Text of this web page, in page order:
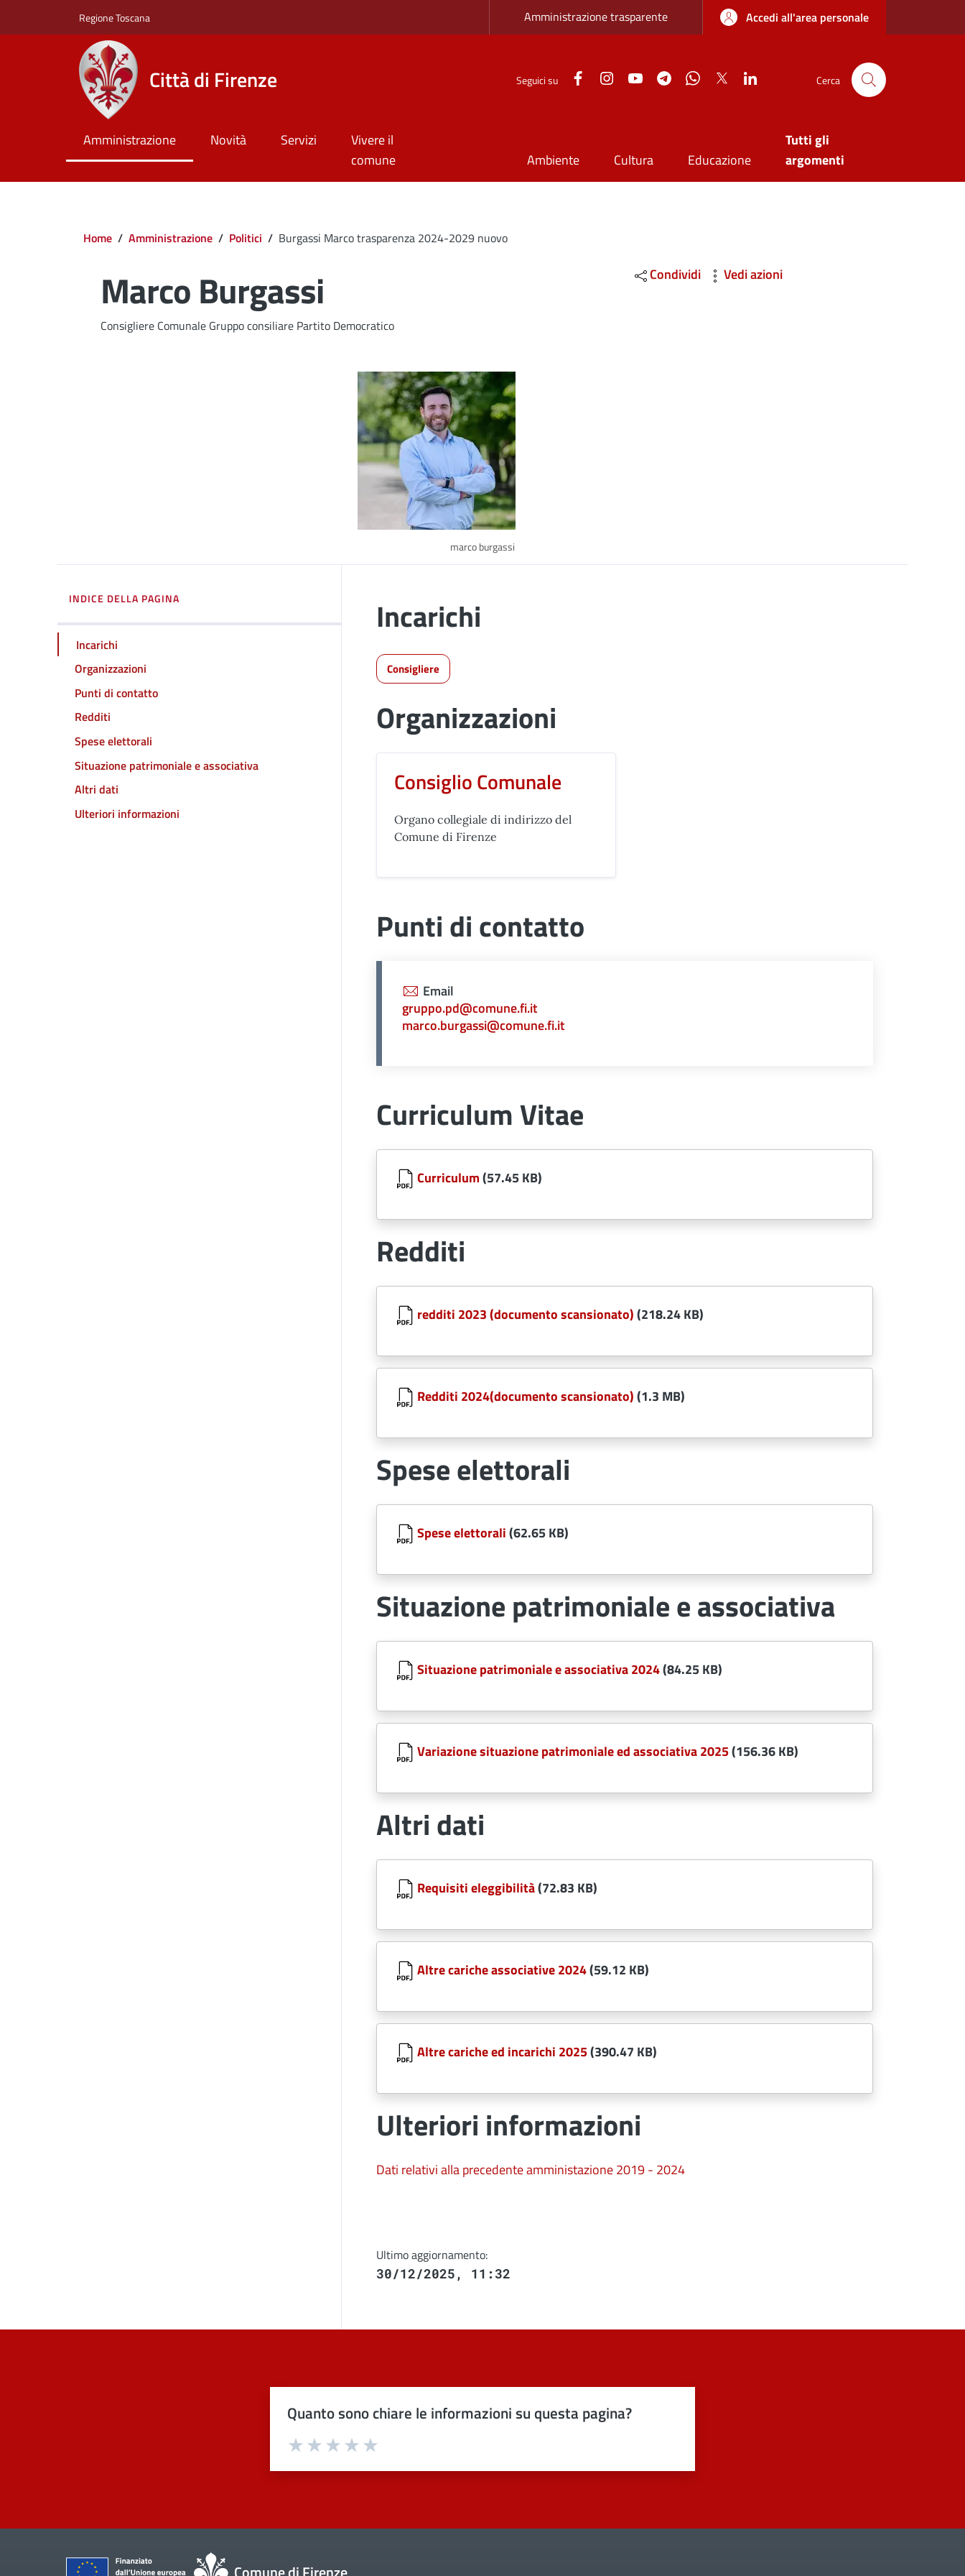
Regione Toscana Zona superiore sottile
Amministrazione trasparente Accedi all'area personale
Città di Firenze Seguici su FacebookInstagramYouTubeTelegramWhatsApp
Twitter Cerca
Amministrazione Novità Servizi
Vivere il
comune
Ambiente Cultura Educazione
Tutti gli
argomenti
Briciole di pane
Home / Amministrazione / Politici / Burgassi Marco trasparenza 2024-2029 nuovo
Marco Burgassi
Consigliere Comunale Gruppo consiliare Partito Democratico
Condividi Vedi azioni
marco burgassi
INDICE DELLA PAGINA
Incarichi
Organizzazioni
Punti di contatto
Redditi
Spese elettorali
Situazione patrimoniale e associativa
Altri dati
Ulteriori informazioni
Incarichi
Consigliere
Organizzazioni
Consiglio Comunale
Organo collegiale di indirizzo del
Comune di Firenze
Punti di contatto
Email
gruppo.pd@comune.fi.it
marco.burgassi@comune.fi.it
Curriculum Vitae
Document
Curriculum(57.45 KB)
Redditi
Document
redditi 2023 (documento scansionato)(218.24 KB)
Document
Redditi 2024(documento scansionato)(1.3 MB)
Spese elettorali
Document
Spese elettorali(62.65 KB)
Situazione patrimoniale e associativa
Document
Situazione patrimoniale e associativa 2024(84.25 KB)
Document
Variazione situazione patrimoniale ed associativa 2025(156.36 KB)
Altri dati
Document
Requisiti eleggibilità(72.83 KB)
Document
Altre cariche associative 2024(59.12 KB)
Document
Altre cariche ed incarichi 2025(390.47 KB)
Ulteriori informazioni
Dati relativi alla precedente amministazione 2019 - 2024
Ultimo aggiornamento:
30/12/2025, 11:32
Quanto sono chiare le informazioni su questa pagina?
Valuta 4 stelle su 5
Valuta 3 stelle su 5
Valuta 2 stelle su 5
Valuta 1 stelle su 5